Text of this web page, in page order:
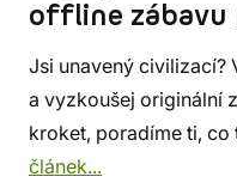
offline zábavu
Jsi unavený civilizací?
a vyzkoušej originální
kroket, poradíme ti, co
článek...